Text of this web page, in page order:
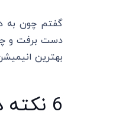
گفتم چون به
بهترین
6 نکته درباره بهترین انیمیشن های کمدی